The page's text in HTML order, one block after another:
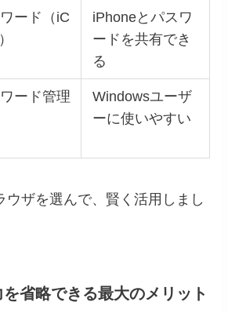
ード（iC
iPhoneとパスワ
ードを共有でき
る
ード管理
Windowsユーザ
ーに使いやすい
ウザを選んで、賢く活用しまし
省略できる最大のメリット